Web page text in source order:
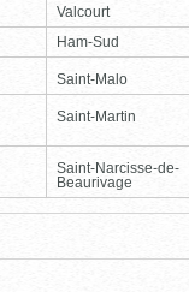
Valcourt
Ham-Sud
Saint-Malo
Saint-Martin
Saint-Narcisse-de-
Beaurivage